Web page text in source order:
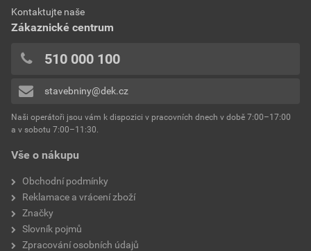
Dokumenty výrobce
Environmentální prohlášení výrobku
Stáhnout
Velikost
výrobce
typ
reakce na oheň
součinitel tepelné vodivosti0,8 W/mK
teplota zpracování
hmotnost
typ výrobku
faktor difuzního odporu
Přidávat hodnocení může pouze přihlášený uživatel.
Vše o nákupu
Obchodní podmínky
Reklamace a vrácení zboží
Značky
Slovník pojmů
Zpracování osobních údajů
Kontaktujte naše
Zákaznické centrum
510 000 100
stavebniny@dek.cz
Naši operátoři jsou vám k dispozici v pracovních dnech v době 7:00–17:00
a v sobotu 7:00–11:30.